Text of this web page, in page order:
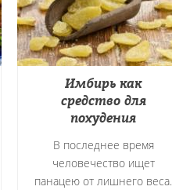
Имбирь как
средство для
похудения
В последнее время
человечество ищет
панацею от лишнего веса.